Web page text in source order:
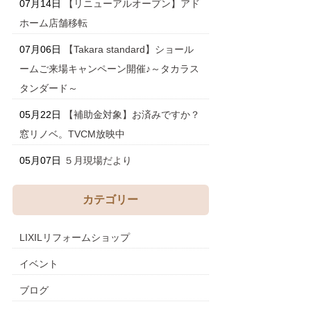
07月14日
【リニューアルオープン】アド
ホーム店舗移転
07月06日
【Takara standard】ショール
ームご来場キャンペーン開催♪～タカラス
タンダード～
05月22日
【補助金対象】お済みですか？
窓リノベ。TVCM放映中
05月07日 ５月現場だより
カテゴリー
LIXILリフォームショップ
イベント
ブログ